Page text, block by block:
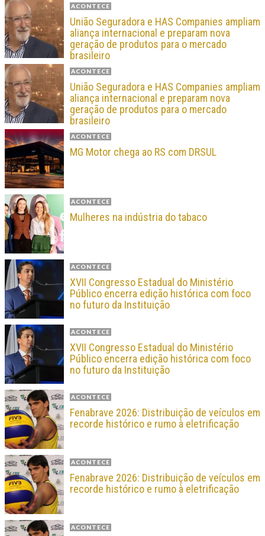
ACONTECE
União Seguradora e HAS Companies ampliam
aliança internacional e preparam nova
geração de produtos para o mercado
brasileiro
ACONTECE
União Seguradora e HAS Companies ampliam
aliança internacional e preparam nova
geração de produtos para o mercado
brasileiro
ACONTECE
MG Motor chega ao RS com DRSUL
ACONTECE
Mulheres na indústria do tabaco
ACONTECE
XVII Congresso Estadual do Ministério
Público encerra edição histórica com foco
no futuro da Instituição
ACONTECE
XVII Congresso Estadual do Ministério
Público encerra edição histórica com foco
no futuro da Instituição
ACONTECE
Fenabrave 2026: Distribuição de veículos em
recorde histórico e rumo à eletrificação
ACONTECE
Fenabrave 2026: Distribuição de veículos em
recorde histórico e rumo à eletrificação
ACONTECE